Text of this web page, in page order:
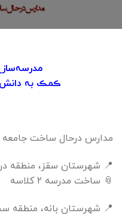
ڪمڪ بہ
مدارس درحال ساخت جامعه
📍 شهرستان سقز، منطقه
📎 ساخت مدرسه ۲ کلاسه
📍 شهرستان بانه، منطقه